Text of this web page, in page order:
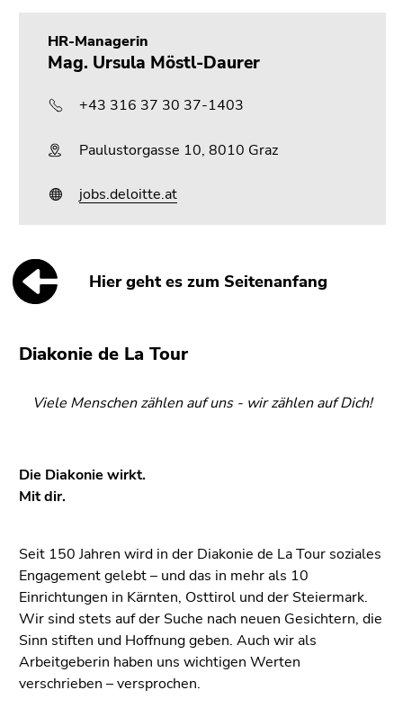
HR-Managerin
Mag. Ursula Möstl-Daurer
+43 316 37 30 37-1403
Paulustorgasse 10, 8010 Graz
jobs.deloitte.at
Hier geht es zum Seitenanfang
Diakonie de La Tour
Viele Menschen zählen auf uns - wir zählen auf Dich!
Die Diakonie wirkt.
Mit dir.
Seit 150 Jahren wird in der Diakonie de La Tour soziales
Engagement gelebt – und das in mehr als 10
Einrichtungen in Kärnten, Osttirol und der Steiermark.
Wir sind stets auf der Suche nach neuen Gesichtern, die
Sinn stiften und Hoffnung geben. Auch wir als
Arbeitgeberin haben uns wichtigen Werten
verschrieben – versprochen.